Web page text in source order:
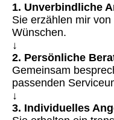
1. Unverbindliche
Sie erzählen mir
Wünschen.
↓
2. Persönliche
Gemeinsam
passenden
↓
3. Individuelles